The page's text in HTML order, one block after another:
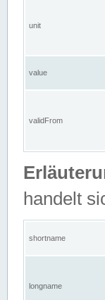
unit
value
validFrom
handelt
shortname
longname